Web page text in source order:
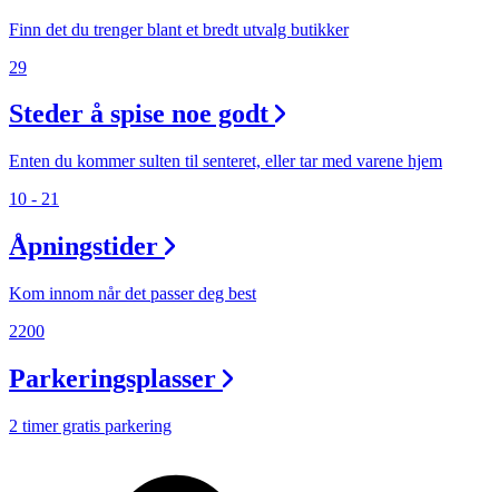
Finn det du trenger blant et bredt utvalg butikker
29
Steder å spise noe godt
Enten du kommer sulten til senteret, eller tar med varene hjem
10 - 21
Åpningstider
Kom innom når det passer deg best
2200
Parkeringsplasser
2 timer gratis parkering